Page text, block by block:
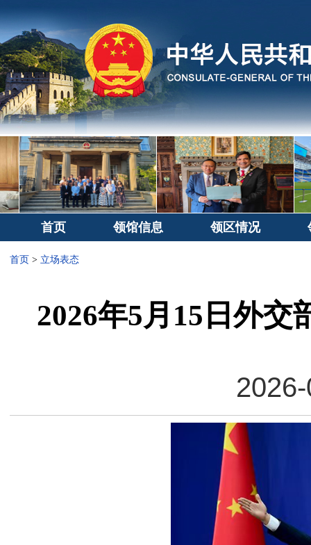
首页 领馆信息 领区情况
首页 > 立场表态
2026年5月15日外